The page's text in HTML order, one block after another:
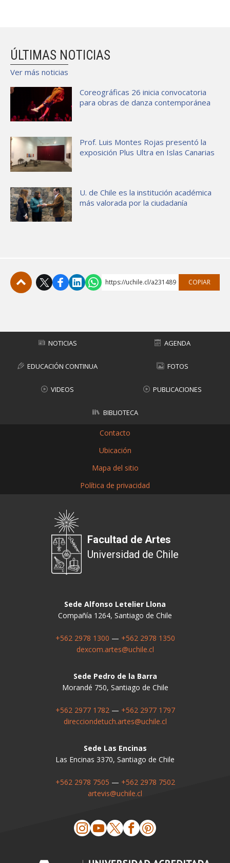
ÚLTIMAS NOTICIAS
Ver más noticias
Coreográficas 26 inicia convocatoria
para obras de danza contemporánea
Prof. Luis Montes Rojas presentó la
exposición Plus Ultra en Islas Canarias
U. de Chile es la institución académica
más valorada por la ciudadanía
https://uchile.cl/a231489 COPIAR
NOTICIAS AGENDA
EDUCACIÓN CONTINUA FOTOS
VIDEOS PUBLICACIONES
BIBLIOTECA
Contacto
Ubicación
Mapa del sitio
Política de privacidad
Facultad de Artes
Universidad de Chile
Sede Alfonso Letelier Llona
Compañía 1264, Santiago de Chile
+562 2978 1300 — +562 2978 1350
dexcom.artes@uchile.cl
Sede Pedro de la Barra
Morandé 750, Santiago de Chile
+562 2977 1782 — +562 2977 1797
direcciondetuch.artes@uchile.cl
Sede Las Encinas
Las Encinas 3370, Santiago de Chile
+562 2978 7505 — +562 2978 7502
artevis@uchile.cl